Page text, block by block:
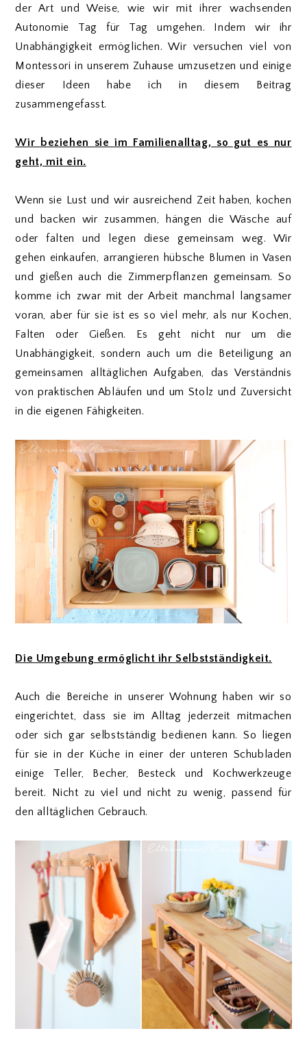
der Art und Weise, wie wir mit ihrer wachsenden
Autonomie Tag für Tag umgehen. Indem wir ihr
Unabhängigkeit ermöglichen. Wir versuchen viel von
Montessori in unserem Zuhause umzusetzen und einige
dieser Ideen habe ich in diesem Beitrag
zusammengefasst.
Wir beziehen sie im Familienalltag, so gut es nur
geht, mit ein.
Wenn sie Lust und wir ausreichend Zeit haben, kochen
und backen wir zusammen, hängen die Wäsche auf
oder falten und legen diese gemeinsam weg. Wir
gehen einkaufen, arrangieren hübsche Blumen in Vasen
und gießen auch die Zimmerpflanzen gemeinsam. So
komme ich zwar mit der Arbeit manchmal langsamer
voran, aber für sie ist es so viel mehr, als nur Kochen,
Falten oder Gießen. Es geht nicht nur um die
Unabhängigkeit, sondern auch um die Beteiligung an
gemeinsamen alltäglichen Aufgaben, das Verständnis
von praktischen Abläufen und um Stolz und Zuversicht
in die eigenen Fähigkeiten.
Die Umgebung ermöglicht ihr Selbstständigkeit.
Auch die Bereiche in unserer Wohnung haben wir so
eingerichtet, dass sie im Alltag jederzeit mitmachen
oder sich gar selbstständig bedienen kann. So liegen
für sie in der Küche in einer der unteren Schubladen
einige Teller, Becher, Besteck und Kochwerkzeuge
bereit. Nicht zu viel und nicht zu wenig, passend für
den alltäglichen Gebrauch.